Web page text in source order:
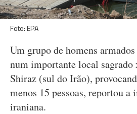
Foto: EPA
Um grupo de homens
num importante local sagrado
Shiraz (sul do Irão),
menos 15 pessoas, reportou a
iraniana.